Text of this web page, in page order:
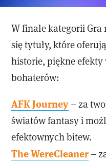
W finale kategorii Gra
się tytuły, które
historie, piękne
bohaterów:
AFK Journey – za
światów fantasy i
efektownych bitew.
The WereCleaner –